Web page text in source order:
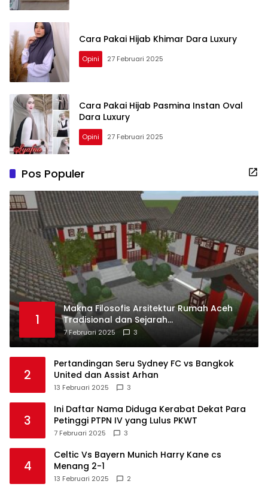
Cara Pakai Hijab Khimar Dara Luxury
Opini 27 Februari 2025
Cara Pakai Hijab Pasmina Instan Oval
Dara Luxury
Opini 27 Februari 2025
Pos Populer
1
Makna Filosofis Arsitektur Rumah Aceh
Tradisional dan Sejarah
Perkembangannya
7 Februari 2025 3
2
Pertandingan Seru Sydney FC vs Bangkok
United dan Assist Arhan
13 Februari 2025 3
3
Ini Daftar Nama Diduga Kerabat Dekat Para
Petinggi PTPN IV yang Lulus PKWT
7 Februari 2025 3
4
Celtic Vs Bayern Munich Harry Kane cs
Menang 2-1
13 Februari 2025 2